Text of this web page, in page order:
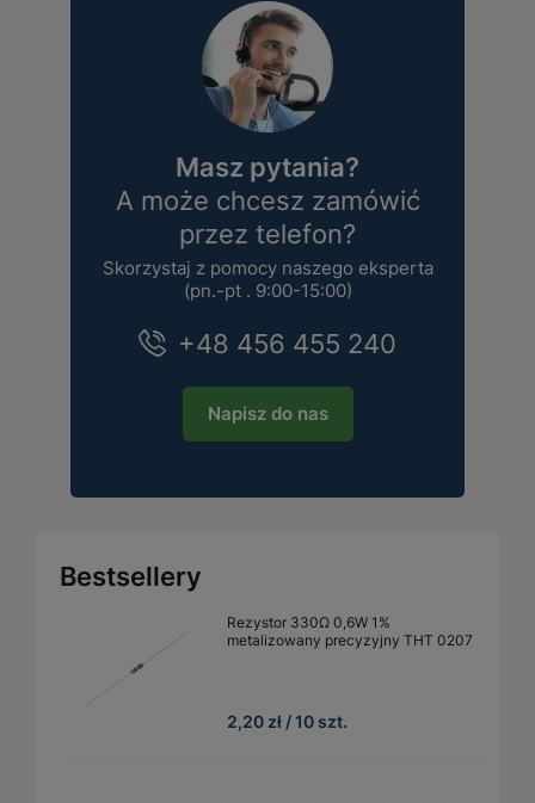
Masz pytania?
A może chcesz zamówić
przez telefon?
Skorzystaj z pomocy naszego eksperta
(pn.-pt . 9:00-15:00)
+48 456 455 240
Napisz do nas
Bestsellery
Rezystor 330Ω 0,6W 1%
metalizowany precyzyjny THT 0207
2,20 zł / 10 szt.